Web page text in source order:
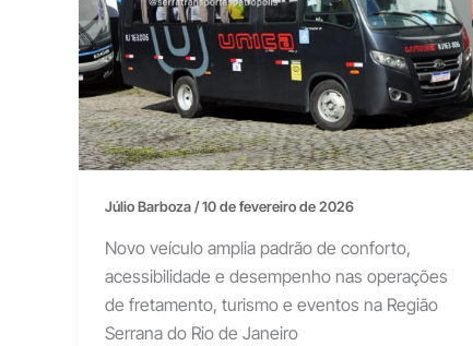
Júlio Barboza/10 de fevereiro de 2026
Novo veículo amplia padrão de conforto,
acessibilidade e desempenho nas operações
de fretamento, turismo e eventos na Região
Serrana do Rio de Janeiro